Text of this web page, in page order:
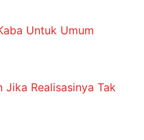
Untuk Umum
Realisasinya Tak